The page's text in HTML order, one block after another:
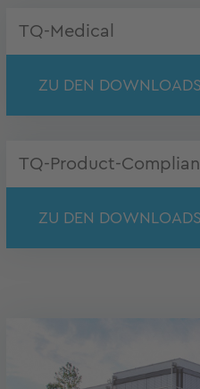
TQ-Medical
ZU DEN DOWNLOADS
TQ-Product-
ZU DEN DOWNLOADS